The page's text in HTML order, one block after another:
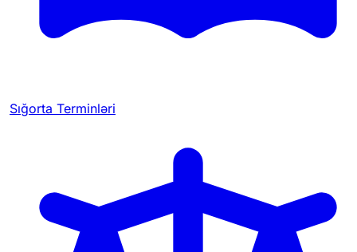
Sığorta Terminləri